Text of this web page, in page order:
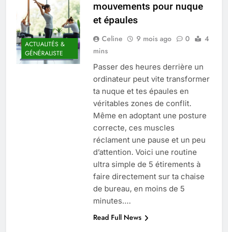
Quel est le salaire de Myriam Seurat en
2025 ?
4 Mois Ago
Okrami : comprendre ses
fonctionnalités clés et avantages
4 Mois Ago
Découvrez notre test d’orientation
gratuit spécialement conçu pour
collégiens et lycéens
4 Mois Ago
Liste complète des marques
rezoactif.com à connaître en 2025
ACTUALITÉS &
GÉNÉRALISTE
mouvements pour nuque
et épaules
Celine 9 mois ago 0
4
mins
Passer des heures derrière un
ordinateur peut vite transformer
ta nuque et tes épaules en
véritables zones de conflit.
Même en adoptant une posture
correcte, ces muscles
réclament une pause et un peu
d’attention. Voici une routine
ultra simple de 5 étirements à
faire directement sur ta chaise
de bureau, en moins de 5
minutes….
Read Full News